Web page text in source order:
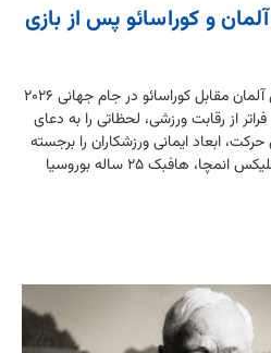
و کوراسائو پس از بازی
پس از پیروزی ۷-۱ تیم ملی فوتبال آلمان مقابل کوراسائو در جام جهانی ۲۰۲۶
از رقابت ورزشی، لحظاتی را به دعای
ابعاد ایمانی ورزشکاران را برجسته
ساخت. به گزارش «محبت نیوز» فلیکس انمچا، هافبک ۲۵ ساله بوروسیا